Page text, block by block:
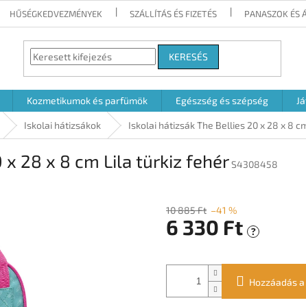
HŰSÉGKEDVEZMÉNYEK SZÁLLÍTÁS ÉS FIZETÉS PANASZOK ÉS
KERESÉS
Kozmetikumok és parfümök Egészség és szépség
Iskolai hátizsákok Iskolai hátizsák The Bellies 20 x 28 x 8
x 28 x 8 cm Lila türkiz fehérS4308458
10 885 Ft –41 %
6 330 Ft ?
Hozzáadás